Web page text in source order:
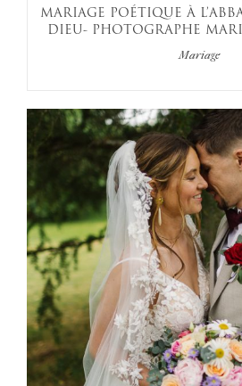
MARIAGE POÉTIQUE À
DIEU- PHOTOGRAPHE
Mariage